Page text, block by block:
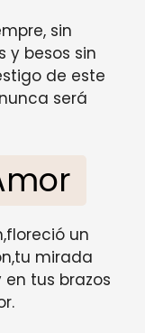
sin
y besos sin
de este
será
un
mirada
tus brazos